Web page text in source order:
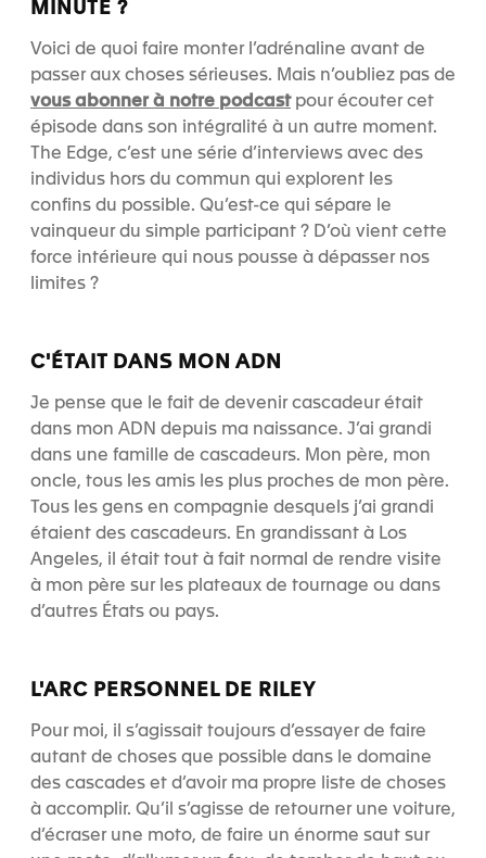
MINUTE ?
Voici de quoi faire monter l’adrénaline avant de
passer aux choses sérieuses. Mais n’oubliez pas de
vous abonner à notre podcastpour écouter cet
épisode dans son intégralité à un autre moment.
The Edge, c’est une série d’interviews avec des
individus hors du commun qui explorent les
confins du possible. Qu’est-ce qui sépare le
vainqueur du simple participant ? D’où vient cette
force intérieure qui nous pousse à dépasser nos
limites ?
C'ÉTAIT DANS MON ADN
Je pense que le fait de devenir cascadeur était
dans mon ADN depuis ma naissance. J’ai grandi
dans une famille de cascadeurs. Mon père, mon
oncle, tous les amis les plus proches de mon père.
Tous les gens en compagnie desquels j’ai grandi
étaient des cascadeurs. En grandissant à Los
Angeles, il était tout à fait normal de rendre visite
à mon père sur les plateaux de tournage ou dans
d’autres États ou pays.
L'ARC PERSONNEL DE RILEY
Pour moi, il s’agissait toujours d’essayer de faire
autant de choses que possible dans le domaine
des cascades et d’avoir ma propre liste de choses
à accomplir. Qu’il s’agisse de retourner une voiture,
d’écraser une moto, de faire un énorme saut sur